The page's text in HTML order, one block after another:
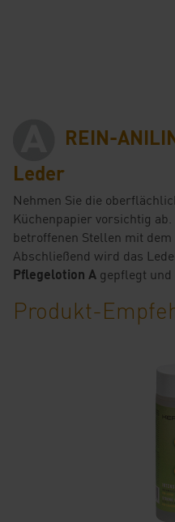
REIN-
Leder
Nehmen Sie die
Küchenpapier vorsichtig
betroffenen Stellen mit dem
Abschließend wird das
Pflegelotion A gepflegt und
Produkt-